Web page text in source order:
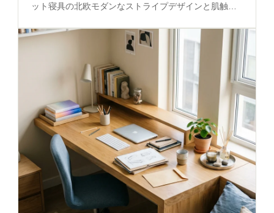
ット寝具の北欧モダンなストライプデザインと肌触り
空間調和のコツを必見。